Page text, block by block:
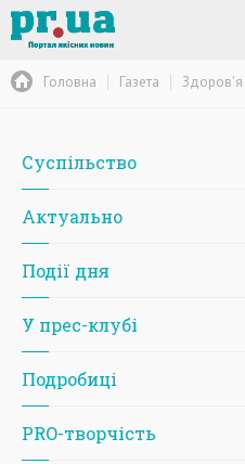
Головна Газета Здоров'я
Суспільство
Актуально
Події дня
У прес-клубі
Подробиці
PRO-творчість